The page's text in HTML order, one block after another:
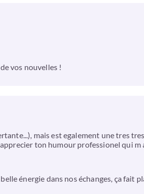
vos nouvelles !
mais est egalement une tres
ton humour professionel qui m
énergie dans nos échanges, ça fait